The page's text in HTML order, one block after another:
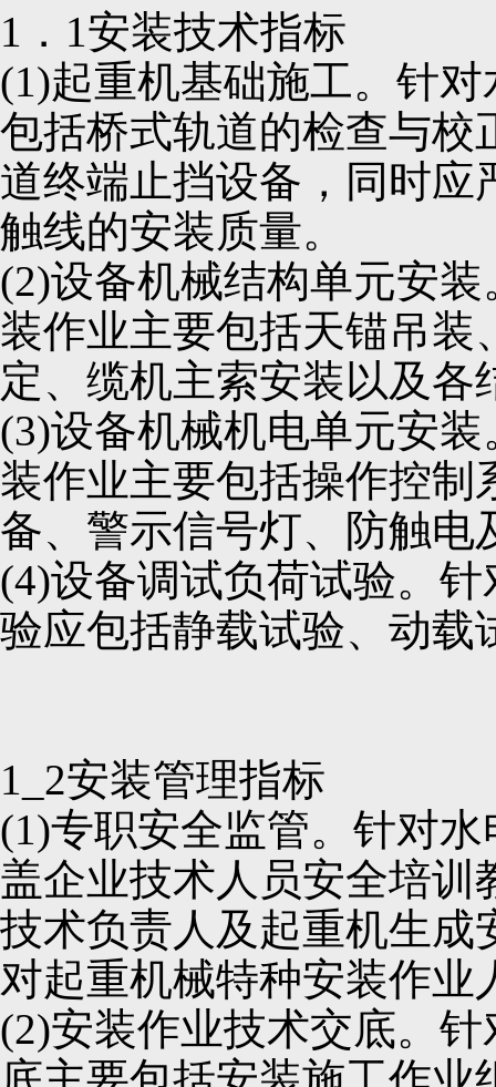
1．1安装技术指标
(1)起重机基础施工。针
包括桥式轨道的检查与校
道终端止挡设备，同时应
触线的安装质量。
(2)设备机械结构单元安
装作业主要包括天锚吊装
定、缆机主索安装以及
(3)设备机械机电单元安
装作业主要包括操作控制
备、警示信号灯、防触电
(4)设备调试负荷试验。
验应包括静载试验、动载
1_2安装管理指标
(1)专职安全监管。针对
盖企业技术人员安全培训
技术负责人及起重机生成
对起重机械特种安装作
(2)安装作业技术交底。